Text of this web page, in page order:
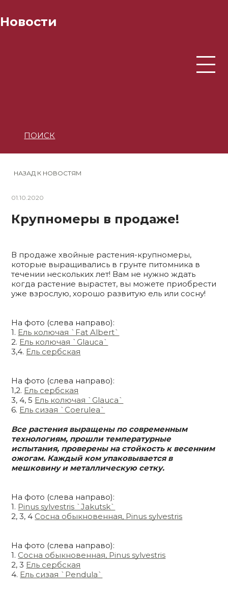
Новости
ПОИСК
НАЗАД К НОВОСТЯМ
01.10.2020
Крупномеры в продаже!
В продаже хвойные растения-крупномеры,
которые выращивались в грунте питомника в
течении нескольких лет! Вам не нужно ждать
когда растение вырастет, вы можете приобрести
уже взрослую, хорошо развитую ель или сосну!
На фото (слева направо):
1. Ель колючая `Fat Albert`
2. Ель колючая `Glauca`
3,4. Ель сербская
На фото (слева направо):
1,2. Ель сербская
3, 4, 5 Ель колючая `Glauca`
6. Ель сизая `Coerulea`
Все растения выращены по современным
технологиям, прошли температурные
испытания, проверены на стойкость к весенним
ожогам. Каждый ком упаковывается в
мешковину и металлическую сетку.
На фото (слева направо):
1. Pinus sylvestris `Jakutsk`
2, 3, 4 Сосна обыкновенная, Pinus sylvestris
На фото (слева направо):
1. Сосна обыкновенная, Pinus sylvestris
2, 3 Ель сербская
4. Ель сизая `Pendula`